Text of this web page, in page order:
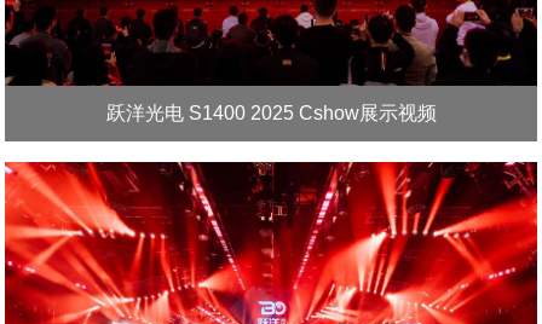
跃洋光电 S1400 2025 Cshow展示视频